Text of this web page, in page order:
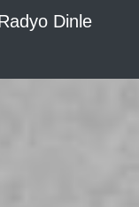
Dinle